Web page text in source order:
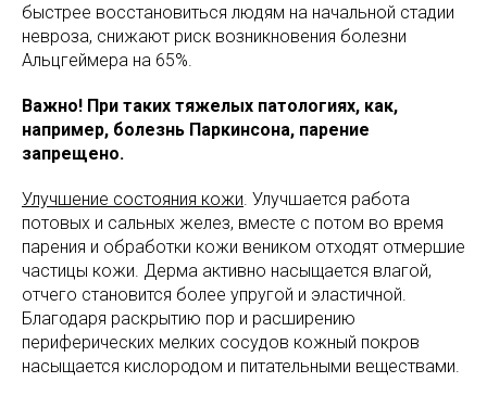
быстрее восстановиться людям на начальной стадии
невроза, снижают риск возникновения болезни
Альцгеймера на 65%.
Важно! При таких тяжелых патологиях, как,
например, болезнь Паркинсона, парение
запрещено.
Улучшение состояния кожи. Улучшается работа
потовых и сальных желез, вместе с потом во время
парения и обработки кожи веником отходят отмершие
частицы кожи. Дерма активно насыщается влагой,
отчего становится более упругой и эластичной.
Благодаря раскрытию пор и расширению
периферических мелких сосудов кожный покров
насыщается кислородом и питательными веществами.